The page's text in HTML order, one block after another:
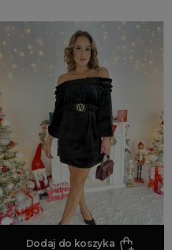
Dodaj do koszyka